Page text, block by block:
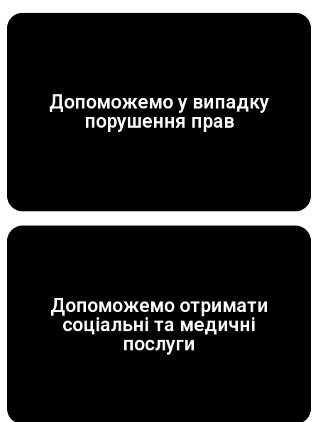
Допоможемо у випадку
порушення прав
ЗАВЖДИ ДОПОМОЖЕМО!
Допоможемо отримати
соціальні та медичні
послуги
ЗАВЖДИ ДОПОМОЖЕМО!